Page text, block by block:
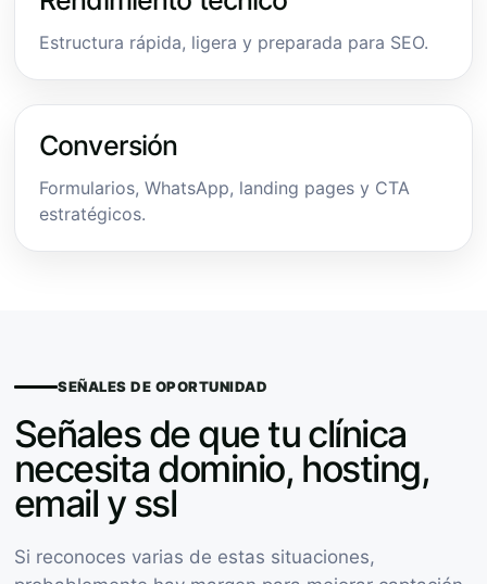
Estructura rápida, ligera y preparada para SEO.
Conversión
Formularios, WhatsApp, landing pages y CTA
estratégicos.
SEÑALES DE OPORTUNIDAD
Señales de que tu clínica
necesita dominio, hosting,
email y ssl
Si reconoces varias de estas situaciones,